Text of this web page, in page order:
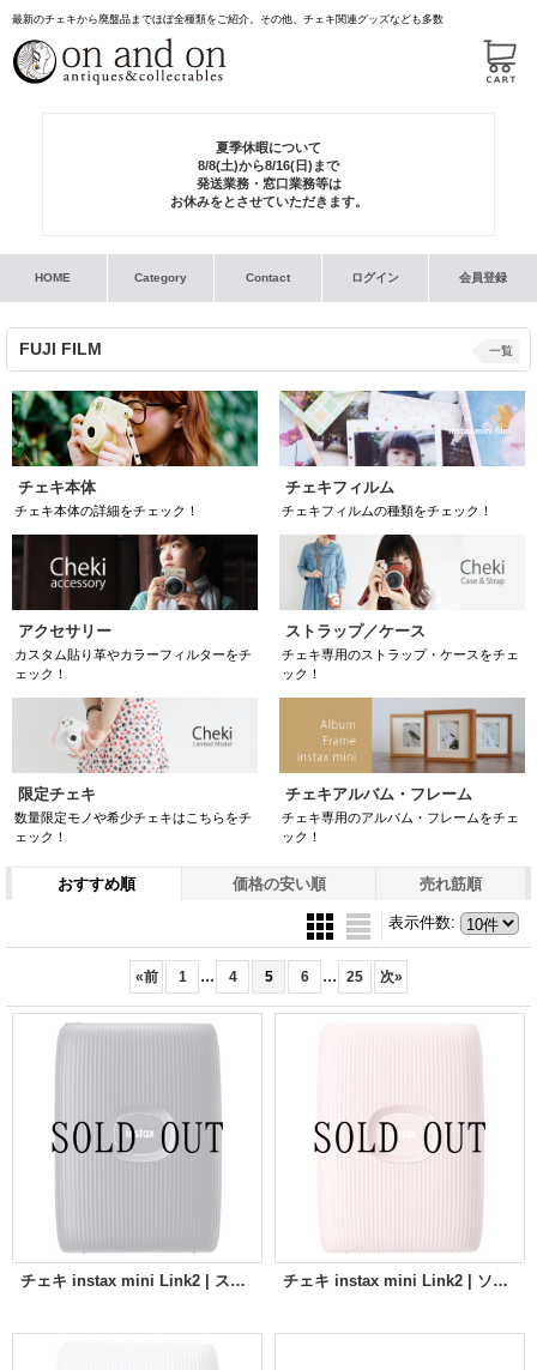
最新のチェキから廃盤品までほぼ全種類をご紹介。その他、チェキ関連グッズなども多数
夏季休暇について
8/8(土)から8/16(日)まで
発送業務・窓口業務等は
お休みをとさせていただきます。
HOME Category Contact ログイン 会員登録
FUJI FILM
チェキ本体
チェキ本体の詳細をチェック！
チェキフィルム
チェキフィルムの種類をチェック！
アクセサリー
カスタム貼り革やカラーフィルターをチ
ェック！
ストラップ／ケース
チェキ専用のストラップ・ケースをチェ
ック！
限定チェキ
数量限定モノや希少チェキはこちらをチ
ェック！
チェキアルバム・フレーム
チェキ専用のアルバム・フレームをチェ
ック！
一覧
おすすめ順 価格の安い順 売れ筋順
表示件数:
«前 1 ... 4 5 6 ... 25 次»
チェキ instax mini Link2 | スペースブルー チェキ instax mini Link2 | ソフトピンク